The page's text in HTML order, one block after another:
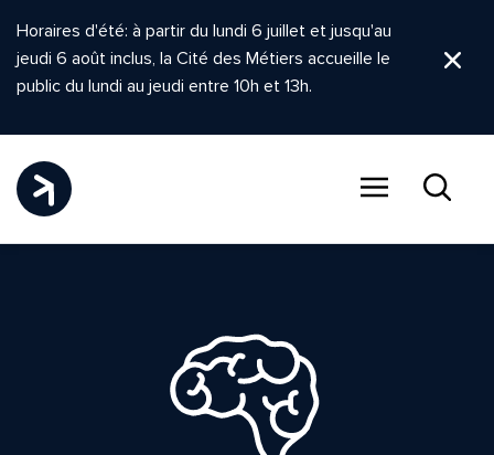
Horaires d'été: à partir du lundi 6 juillet et jusqu'au
jeudi 6 août inclus, la Cité des Métiers accueille le
public du lundi au jeudi entre 10h et 13h.